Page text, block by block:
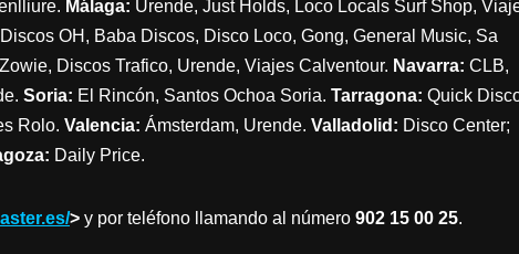
Málaga: Urende, Just Holds, Loco Locals Surf Shop,
Discos OH, Baba Discos, Disco Loco, Gong, General Music, Sa
Discos Trafico, Urende, Viajes Calventour. Navarra: CLB,
Soria: El Rincón, Santos Ochoa Soria. Tarragona: Quick
Rolo. Valencia: Ámsterdam, Urende. Valladolid: Disco Center;
Daily Price.
> y por teléfono llamando al número 902 15 00 25.